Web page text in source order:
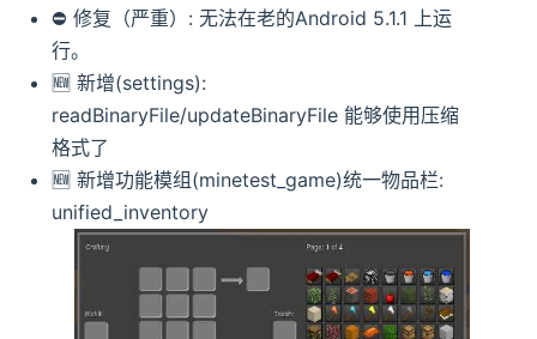
⛔️ 修复（严重）: 无法在老的Android 5.1.1 上运
行。
🆕️️ 新增(settings):
readBinaryFile/updateBinaryFile 能够使用压缩
格式了
🆕️️ 新增功能模组(minetest_game)统一物品栏:
unified_inventory